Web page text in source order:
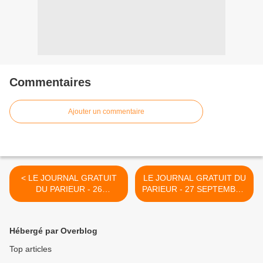
Commentaires
Ajouter un commentaire
< LE JOURNAL GRATUIT
DU PARIEUR - 26
SEPTEMBRE 2022 -
LE JOURNAL GRATUIT DU
PARIEUR - 27 SEPTEMBRE
2022 - COUPLE DU JOUR
Hébergé par Overblog
Top articles